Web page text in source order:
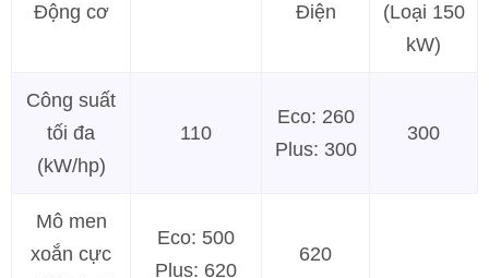
Động cơ Điện
(Loại 150
kW)
Công suất
tối đa
(kW/hp)
110
Eco: 260
Plus: 300
300
Mô men
xoắn cực
Eco: 500
Plus: 620
620